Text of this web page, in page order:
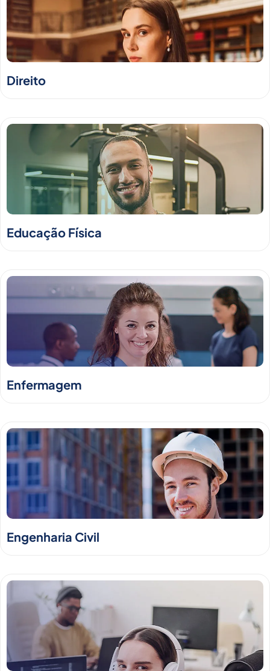
Direito
Educação Física
Enfermagem
Engenharia Civil